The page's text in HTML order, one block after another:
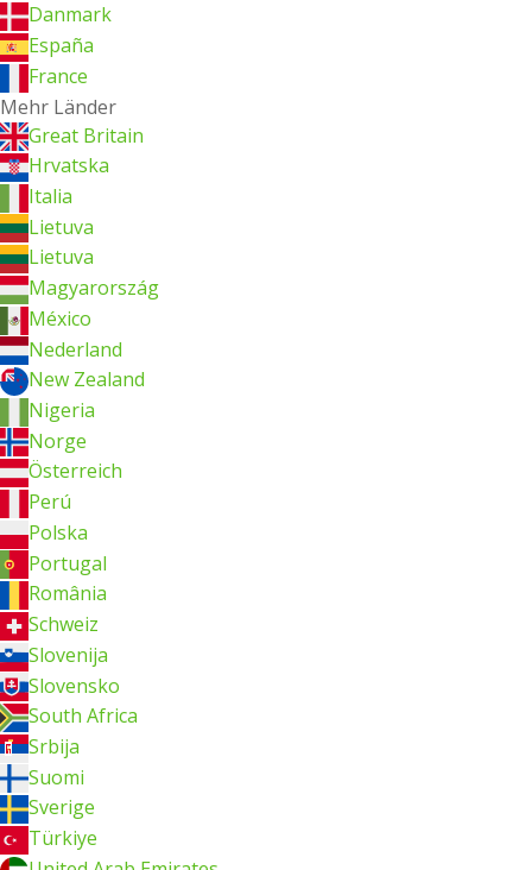
Danmark
España
France
Mehr Länder
Great Britain
Hrvatska
Italia
Lietuva
Lietuva
Magyarország
México
Nederland
New Zealand
Nigeria
Norge
Österreich
Perú
Polska
Portugal
România
Schweiz
Slovenija
Slovensko
South Africa
Srbija
Suomi
Sverige
Türkiye